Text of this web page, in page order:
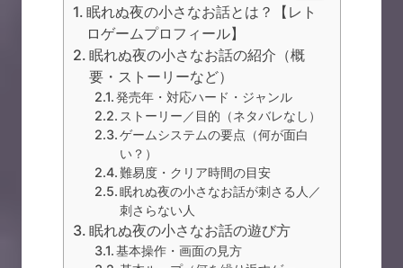
眠れぬ夜の小さなお話とは？【レト
ロゲームプロフィール】
眠れぬ夜の小さなお話の紹介（概
要・ストーリーなど）
発売年・対応ハード・ジャンル
ストーリー／目的（ネタバレなし）
ゲームシステムの要点（何が面白
い？）
難易度・クリア時間の目安
眠れぬ夜の小さなお話が刺さる人／
刺さらない人
眠れぬ夜の小さなお話の遊び方
基本操作・画面の見方